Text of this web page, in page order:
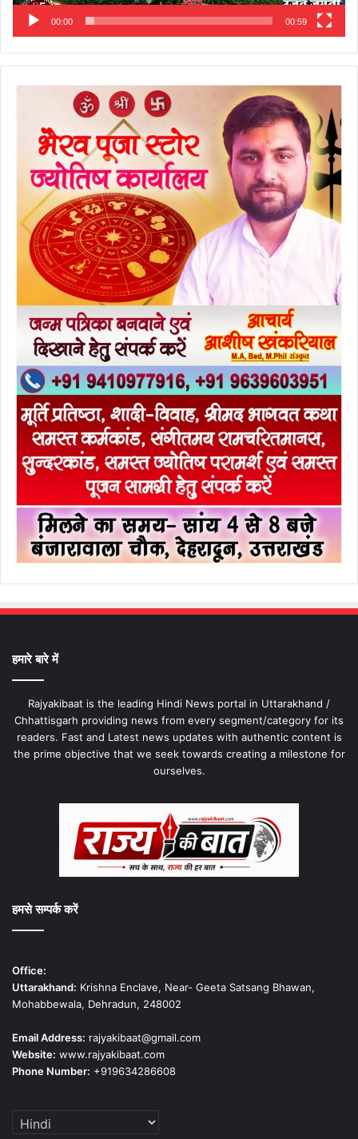
00:00 00:59
हमारे बारे में
Rajyakibaat is the leading Hindi News portal in Uttarakhand /
Chhattisgarh providing news from every segment/category for its
readers. Fast and Latest news updates with authentic content is
the prime objective that we seek towards creating a milestone for
ourselves.
हमसे सम्पर्क करें
Office:
Uttarakhand: Krishna Enclave, Near- Geeta Satsang Bhawan,
Mohabbewala, Dehradun, 248002
Email Address: rajyakibaat@gmail.com
Website: www.rajyakibaat.com
Phone Number: +919634286608